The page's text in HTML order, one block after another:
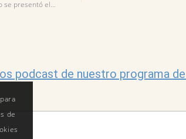
se presentó el…
podcast de nuestro programa de
de